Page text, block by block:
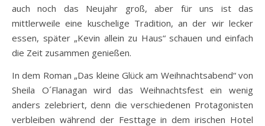
auch noch das Neujahr groß, aber für uns ist das
mittlerweile eine kuschelige Tradition, an der wir lecker
essen, später „Kevin allein zu Haus“ schauen und einfach
die Zeit zusammen genießen.
In dem Roman „Das kleine Glück am Weihnachtsabend“ von
Sheila O´Flanagan wird das Weihnachtsfest ein wenig
anders zelebriert, denn die verschiedenen Protagonisten
verbleiben während der Festtage in dem irischen Hotel